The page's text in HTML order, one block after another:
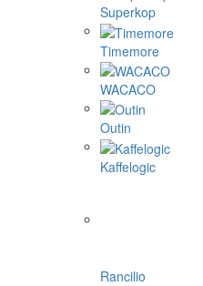
Superkop
Timemore
WACACO
Outin
Kaffelogic
Rancilio